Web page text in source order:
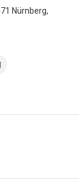
Nürnberg,